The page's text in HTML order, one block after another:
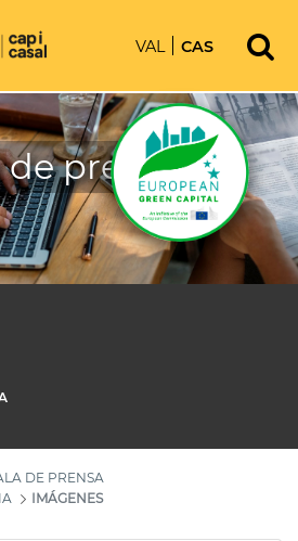
VAL CAS
de prensa
DE PRENSA
IMÁGENES